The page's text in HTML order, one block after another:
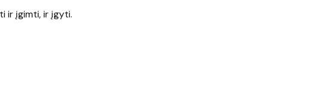
ir įgimti, ir įgyti.